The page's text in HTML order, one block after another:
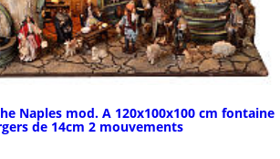
Naples mod. A 120x100x100 cm fontaine
de 14cm 2 mouvements